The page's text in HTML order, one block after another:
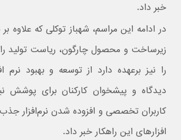
خبر داد.
در ادامه این مراسم، شهباز توکلی که
زیرساخت و محصول چارگون، ریاست تولید
را نیز برعهده دارد از توسعه و بهبود نرم
دیدگاه و پیشخوان کارکنان برای پوشش
کاربران تخصصی و افزوده شدن نرم‌افزار
افزارهای این راهکار خبر داد.